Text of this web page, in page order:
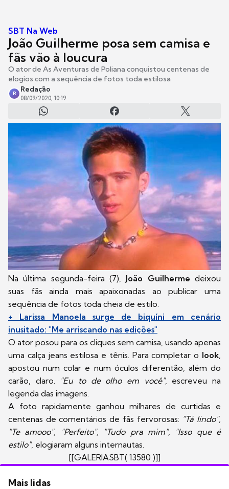
SBT Na Web
João Guilherme posa sem camisa e
fãs vão à loucura
O ator de As Aventuras de Poliana conquistou centenas de
elogios com a sequência de fotos toda estilosa
R
Redação
08/09/2020, 10:19
Na última segunda-feira (7), João Guilherme deixou
suas fãs ainda mais apaixonadas ao publicar uma
sequência de fotos toda cheia de estilo.
+ Larissa Manoela surge de biquíni em cenário
inusitado: "Me arriscando nas edições"
O ator posou para os cliques sem camisa, usando apenas
uma calça jeans estilosa e tênis. Para completar o look
apostou num colar e num óculos diferentão, além do
carão, claro.
"Eu to de olho em você", escreveu na
legenda das imagens.
A foto rapidamente ganhou milhares de curtidas e
centenas de comentários de fãs fervorosas: "Tá lindo",
"Te amooo", "Perfeito", "Tudo pra mim", "Isso que é
estilo", elogiaram alguns internautas.
[[GALERIASBT( 13580 )]]
Mais lidas